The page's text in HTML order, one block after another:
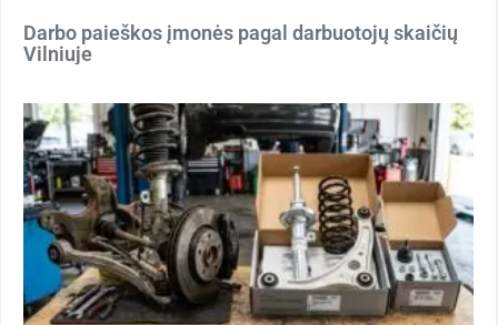
Darbo paieškos įmonės pagal darbuotojų skaičių
Vilniuje